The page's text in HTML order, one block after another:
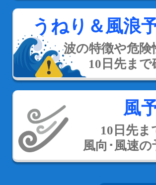
うねり＆風浪
波の特徴や危険
10日先まで
風
10日先ま
風向･風速の